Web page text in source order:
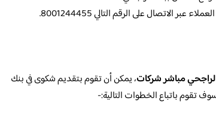
الاتصال على الرقم التالي 8001244455.
مباشر شركات، يمكن أن تقوم بتقديم شكوى في بنك
تقوم باتباع الخطوات التالية:-